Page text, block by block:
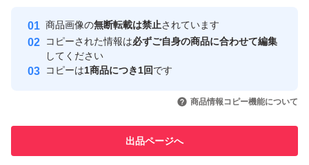
安心取引出品者
心・安全なユーザーです
取引実績
引を完了させた実績があります
での取引実績があります
商品画像の無断転載は禁止されています
コピーされた情報は必ずご自身の商品に合わせて編集
してください
コピーは1商品につき1回です
商品情報コピー機能について
出品ページへ